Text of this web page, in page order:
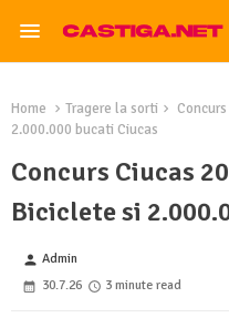
Home Tragere la sorti
2.000.000 bucati Ciucas
Concurs Ciucas
Biciclete si
person Admin
30.7.26
3 minute read